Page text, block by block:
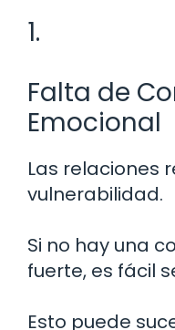
1.
Falta de
Emocional
Las relaciones
vulnerabilidad.
Si no hay una
fuerte, es fácil
Esto puede